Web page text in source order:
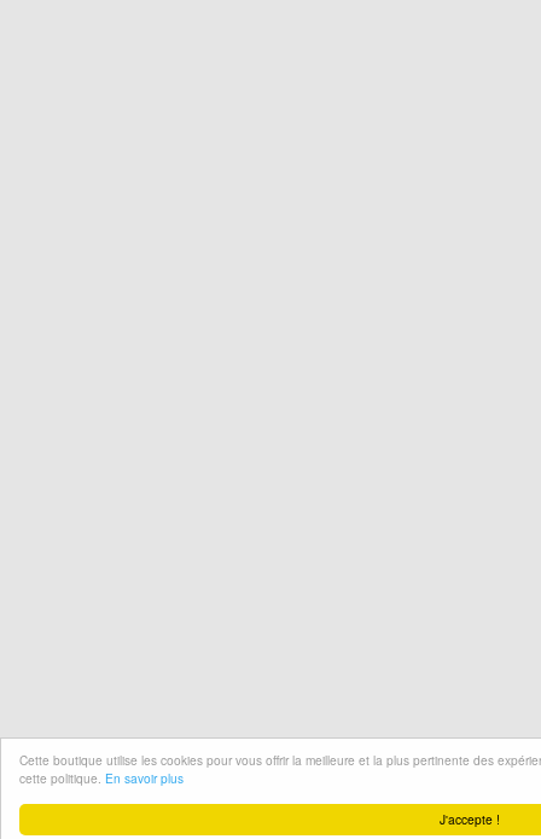
J'accepte !
Cette boutique utilise les cookies pour vous offrir la meilleure et la plus pertinente des
cette politique. En savoir plus